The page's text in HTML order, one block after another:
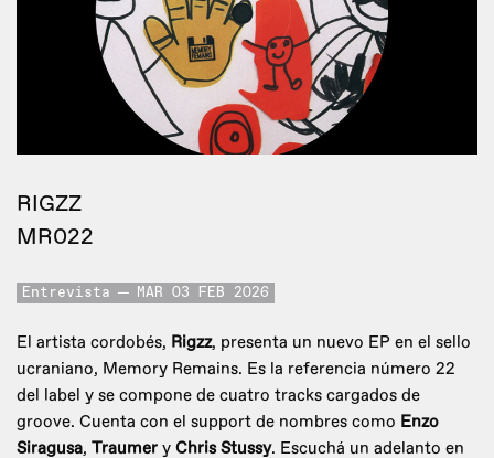
RIGZZ
MR022
Entrevista MAR 03 FEB 2026
El artista cordobés, Rigzz, presenta un nuevo EP en el sello
ucraniano, Memory Remains. Es la referencia número 22
del label y se compone de cuatro tracks cargados de
groove. Cuenta con el support de nombres como Enzo
Siragusa, Traumer y Chris Stussy. Escuchá un adelanto en